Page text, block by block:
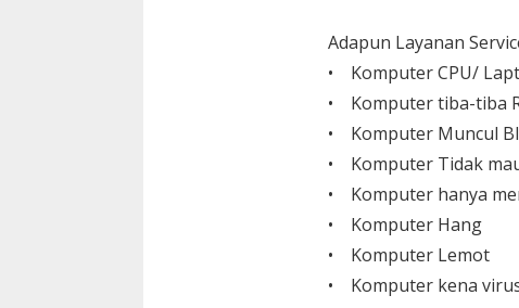
Adapun Layanan
• Komputer CPU/
• Komputer tiba-tiba
• Komputer Muncul
• Komputer Tidak
• Komputer hanya
• Komputer Hang
• Komputer Lemot
• Komputer kena